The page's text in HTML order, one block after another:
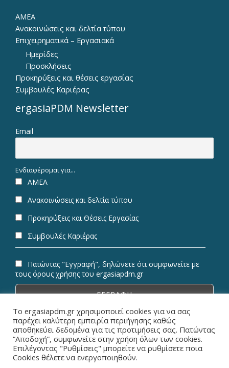
ΑΜΕΑ
Ανακοινώσεις και δελτία τύπου
Επιχειρηματικά – Εργασιακά
Ημερίδες
Προσκλήσεις
Προκηρύξεις και θέσεις εργασίας
Συμβουλές Καριέρας
ergasiaPDM Newsletter
Email
Ενδιαφέρομαι για...
ΑΜΕΑ
Ανακοινώσεις και δελτία τύπου
Προκηρύξεις και Θέσεις Εργασίας
Συμβουλές Καριέρας
Πατώντας "Εγγραφή", δηλώνετε ότι συμφωνείτε με
τους όρους χρήσης του ergasiapdm.gr
© Copyright 2026 ErgasiaPDM | All Rights Reserved.
Designed & Powered byMetaminds Innovations
Το ergasiapdm.gr χρησιμοποιεί cookies για να σας
παρέχει καλύτερη εμπειρία περιήγησης καθώς
αποθηκεύει δεδομένα για τις προτιμήσεις σας. Πατώντας
“Αποδοχή”, συμφωνείτε στην χρήση όλων των cookies.
Επιλέγοντας "Ρυθμίσεις" μπορείτε να ρυθμίσετε ποια
Cookies θέλετε να ενεργοποιηθούν.